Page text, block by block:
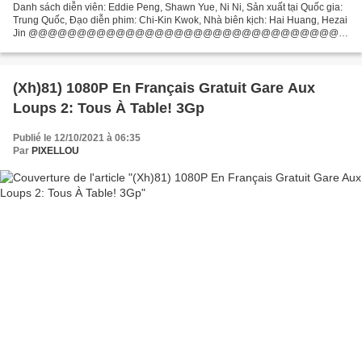
Danh sách diễn viên: Eddie Peng, Shawn Yue, Ni Ni, Sản xuất tại Quốc gia:
Trung Quốc, Đạo diễn phim: Chi-Kin Kwok, Nhà biên kịch: Hai Huang, Hezai
Jin @@@@@@@@@@@@@@@@@@@@@@@@@@@@@@@@@
(Xh)81) 1080P En Français Gratuit Gare Aux
Loups 2: Tous À Table! 3Gp
Publié le 12/10/2021 à 06:35
Par PIXELLOU